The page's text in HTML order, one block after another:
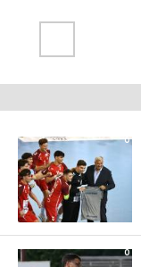
0
0